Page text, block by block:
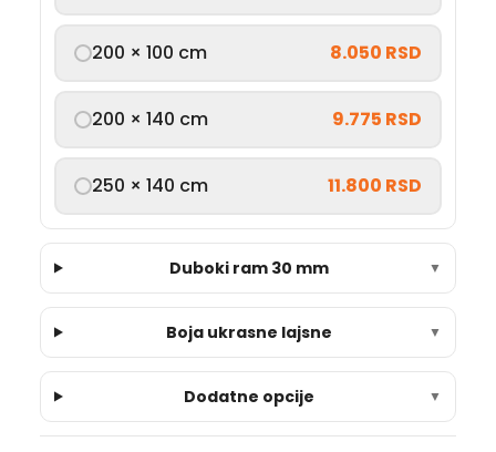
200 × 100 cm 8.050 RSD
200 × 140 cm 9.775 RSD
250 × 140 cm 11.800 RSD
Duboki ram 30 mm ▼
Boja ukrasne lajsne ▼
Dodatne opcije ▼